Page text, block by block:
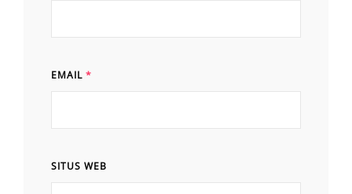
EMAIL *
SITUS WEB